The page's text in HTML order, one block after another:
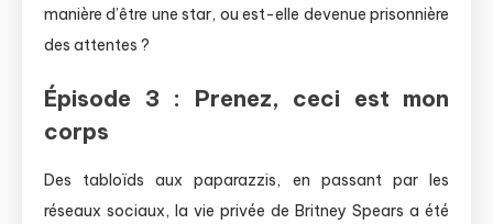
manière d’être une star, ou est-elle devenue prisonnière
des attentes ?
Épisode 3 : Prenez, ceci est mon
corps
Des tabloïds aux paparazzis, en passant par les
réseaux sociaux, la vie privée de Britney Spears a été